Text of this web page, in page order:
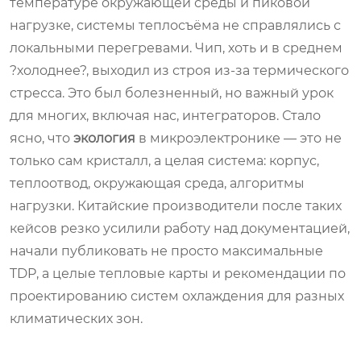
нагрузке, системы теплосъёма не справлялись с
локальными перегревами. Чип, хоть и в среднем
?холоднее?, выходил из строя из-за термического
стресса. Это был болезненный, но важный урок
для многих, включая нас, интеграторов. Стало
ясно, что экология в микроэлектронике — это не
только сам кристалл, а целая система: корпус,
теплоотвод, окружающая среда, алгоритмы
нагрузки. Китайские производители после таких
кейсов резко усилили работу над документацией,
начали публиковать не просто максимальные
TDP, а целые тепловые карты и рекомендации по
проектированию систем охлаждения для разных
климатических зон.